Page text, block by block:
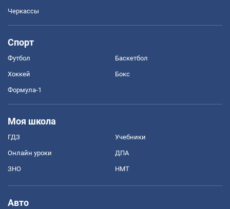
Черкассы
Спорт
Футбол Баскетбол
Хоккей Бокс
Формула-1
Моя школа
ГДЗ Учебники
Онлайн уроки ДПА
ЗНО НМТ
Авто